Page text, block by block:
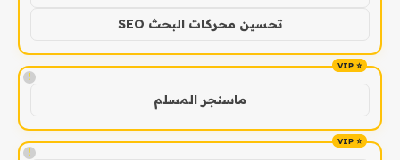
تحسين محركات البحث SEO
!
ماسنجر المسلم
!